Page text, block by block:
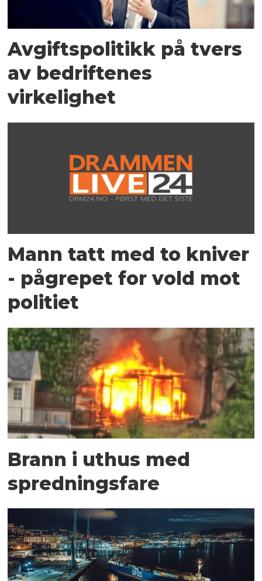
Avgiftspolitikk på tvers
av bedriftenes
virkelighet
Mann tatt med to kniver
- pågrepet for vold mot
politiet
Brann i uthus med
spredningsfare